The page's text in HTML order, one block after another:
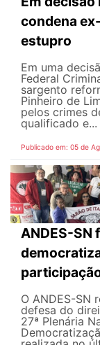
condena
estupro
Em uma
Federal
sargento
Pinheiro de
pelos crimes
qualificado e...
Publicado em: 05 de
ANDES-SN
O ANDES-SN
defesa do
27ª Plenária